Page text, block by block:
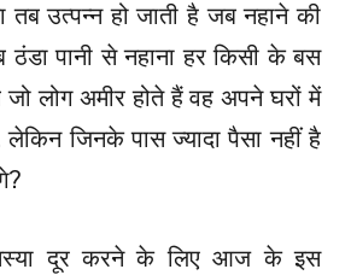
तब उत्पन्न हो जाती है जब नहाने की
पानी से नहाना हर किसी के बस
जो लोग अमीर होते हैं वह अपने घरों में
जिनके पास ज्यादा पैसा नहीं है
दूर करने के लिए आज के इस